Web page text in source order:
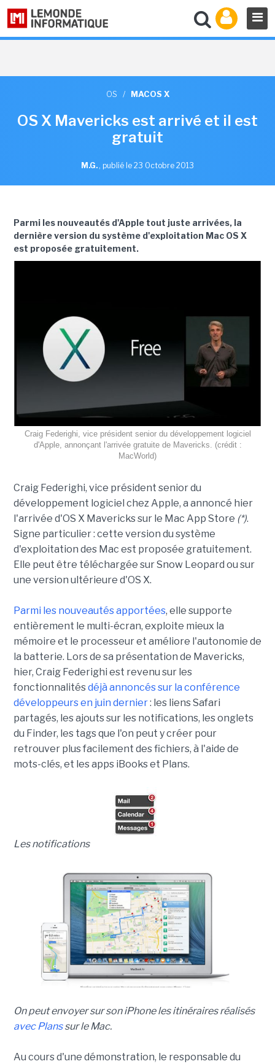
OS / MACOS X
OS X Mavericks est arrivé et il est
gratuit
M.G. , publié le 23 Octobre 2013
Parmi les nouveautés d'Apple tout juste arrivées, la
dernière version du système d'exploitation Mac OS X
est proposée gratuitement.
Craig Federighi, vice président senior du développement logiciel
d'Apple, annonçant l'arrivée gratuite de Mavericks. (crédit :
MacWorld)
Craig Federighi, vice président senior du
développement logiciel chez Apple, a annoncé hier
l'arrivée d'OS X Mavericks sur le Mac App Store (*).
Signe particulier : cette version du système
d'exploitation des Mac est proposée gratuitement.
Elle peut être téléchargée sur Snow Leopard ou sur
une version ultérieure d'OS X.
Parmi les nouveautés apportées, elle supporte
entièrement le multi-écran, exploite mieux la
mémoire et le processeur et améliore l'autonomie de
la batterie. Lors de sa présentation de Mavericks,
hier, Craig Federighi est revenu sur les
fonctionnalitésdéjà annoncés sur la conférence
développeurs en juin dernier: les liens Safari
partagés, les ajouts sur les notifications, les onglets
du Finder, les tags que l'on peut y créer pour
retrouver plus facilement des fichiers, à l'aide de
mots-clés, et les apps iBooks et Plans.
Les notifications
On peut envoyer sur son iPhone les itinéraires réalisés
avec Planssur le Mac.
Au cours d'une démonstration, le responsable du